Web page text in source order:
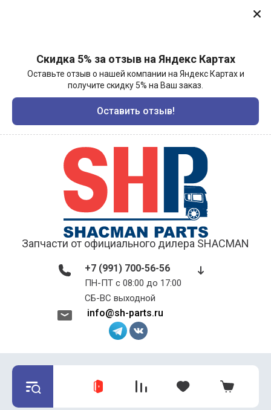
Скидка 5% за отзыв на Яндекс Картах
Оставьте отзыв о нашей компании на Яндекс Картах и
получите скидку 5% на Ваш заказ.
Оставить отзыв!
Запчасти от официального дилера SHACMAN
+7 (991) 700-56-56
ПН-ПТ с 08:00 до 17:00 ​​​​​​​
СБ-ВС выходной
info@sh-parts.ru